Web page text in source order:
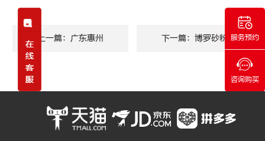
上一篇：广东惠州 下一篇：博罗砂粉 服务预约
咨询购买